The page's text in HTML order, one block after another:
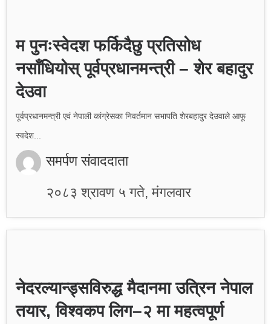
म पुनःस्वेदश फर्किदैछु प्रतिसोध
नसाँधियोस् पूर्वप्रधानमन्त्री – शेर बहादुर
देउवा
पूर्वप्रधानमन्त्री एवं नेपाली कांग्रेसका निवर्तमान सभापति शेरबहादुर देउवाले आफू
स्वदेश...
समर्पण संवाददाता
२०८३ श्रावण ५ गते, मंगलवार
नेदरल्यान्ड्सविरुद्ध मैदानमा उत्रिन नेपाल
तयार, विश्वकप लिग–२ मा महत्वपूर्ण